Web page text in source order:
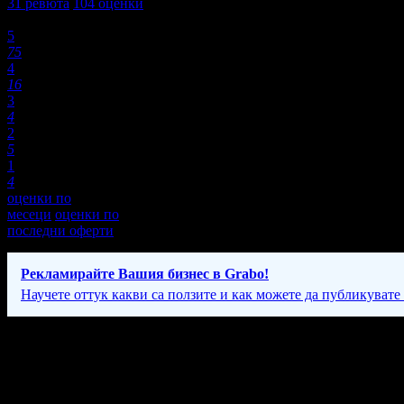
31 ревюта 104 оценки
5
75
4
16
3
4
2
5
1
4
оценки по
месеци оценки по
последни оферти
Рекламирайте Вашия бизнес в Grabo!
Научете оттук какви са ползите и как можете да публикувате